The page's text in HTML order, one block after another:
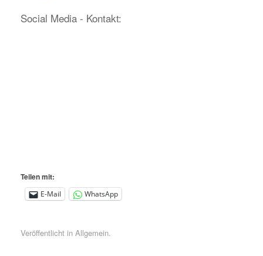
Social Media - Kontakt:
Teilen mit:
E-Mail WhatsApp
Veröffentlicht in Allgemein.